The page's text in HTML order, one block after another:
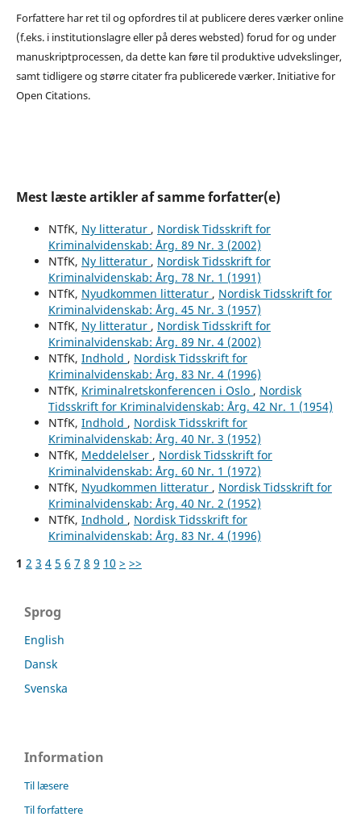
Forfattere har ret til og opfordres til at publicere deres værker online
(f.eks. i institutionslagre eller på deres websted) forud for og under
manuskriptprocessen, da dette kan føre til produktive udvekslinger,
samt tidligere og større citater fra publicerede værker. Initiative for
Open Citations.
Mest læste artikler af samme forfatter(e)
NTfK, Ny litteratur , Nordisk Tidsskrift for
Kriminalvidenskab: Årg. 89 Nr. 3 (2002)
NTfK, Ny litteratur , Nordisk Tidsskrift for
Kriminalvidenskab: Årg. 78 Nr. 1 (1991)
NTfK, Nyudkommen litteratur , Nordisk Tidsskrift for
Kriminalvidenskab: Årg. 45 Nr. 3 (1957)
NTfK, Ny litteratur , Nordisk Tidsskrift for
Kriminalvidenskab: Årg. 89 Nr. 4 (2002)
NTfK, Indhold , Nordisk Tidsskrift for
Kriminalvidenskab: Årg. 83 Nr. 4 (1996)
NTfK, Kriminalretskonferencen i Oslo , Nordisk
Tidsskrift for Kriminalvidenskab: Årg. 42 Nr. 1 (1954)
NTfK, Indhold , Nordisk Tidsskrift for
Kriminalvidenskab: Årg. 40 Nr. 3 (1952)
NTfK, Meddelelser , Nordisk Tidsskrift for
Kriminalvidenskab: Årg. 60 Nr. 1 (1972)
NTfK, Nyudkommen litteratur , Nordisk Tidsskrift for
Kriminalvidenskab: Årg. 40 Nr. 2 (1952)
NTfK, Indhold , Nordisk Tidsskrift for
Kriminalvidenskab: Årg. 83 Nr. 4 (1996)
1 2 3 4 5 6 7 8 9 10 > >>
Sprog
English
Dansk
Svenska
Information
Til læsere
Til forfattere